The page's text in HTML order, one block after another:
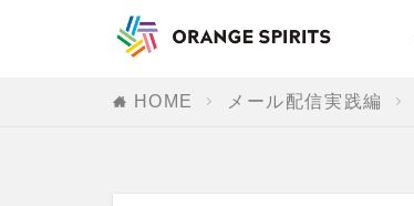
HOME メール配信実践編